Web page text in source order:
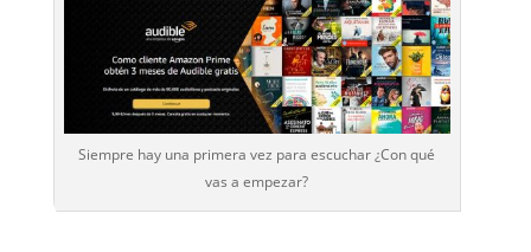
Siempre hay una primera vez para escuchar ¿Con qué
vas a empezar?